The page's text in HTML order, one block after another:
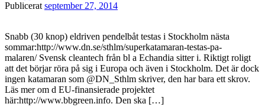
Publicerat september 27, 2014
Snabb (30 knop) eldriven pendelbåt testas i Stockholm nästa
sommar:http://www.dn.se/sthlm/superkatamaran-testas-pa-
malaren/ Svensk cleantech från bl a Echandia sitter i. Riktigt roligt
att det börjar röra på sig i Europa och även i Stockholm. Det är dock
ingen katamaran som @DN_Sthlm skriver, den har bara ett skrov.
Läs mer om d EU-finansierade projektet
här:http://www.bbgreen.info. Den ska […]